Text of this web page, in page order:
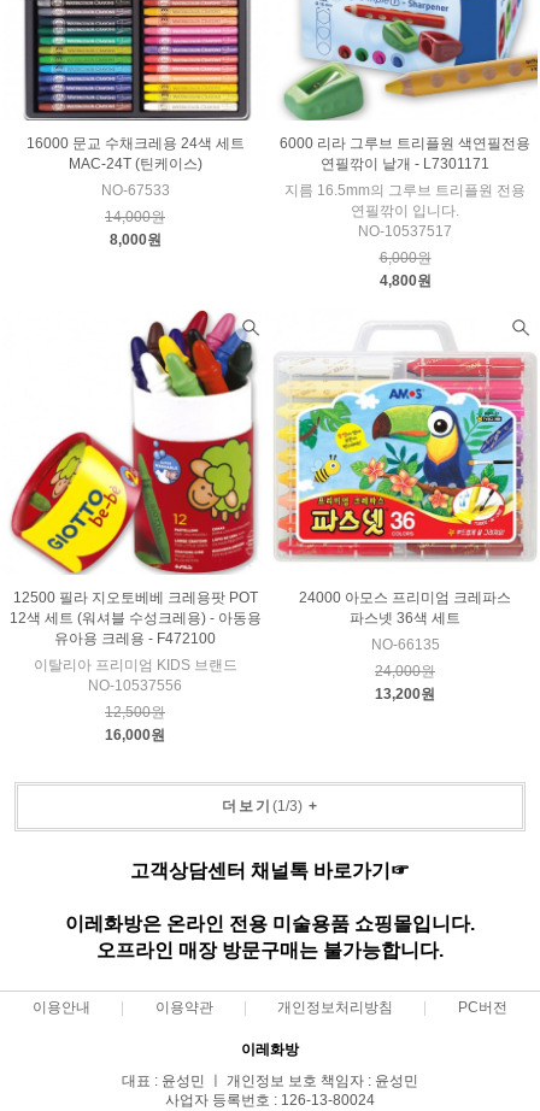
16000 문교 수채크레용 24색 세트
MAC-24T (틴케이스)
NO-67533
14,000원
8,000원
6000 리라 그루브 트리플원 색연필전용
연필깎이 낱개 - L7301171
지름 16.5mm의 그루브 트리플원 전용
연필깎이 입니다.
NO-10537517
6,000원
4,800원
12500 필라 지오토베베 크레용팟 POT
12색 세트 (워셔블 수성크레용) - 아동용
유아용 크레용 - F472100
이탈리아 프리미엄 KIDS 브랜드
NO-10537556
12,500원
16,000원
24000 아모스 프리미엄 크레파스
파스넷 36색 세트
NO-66135
24,000원
13,200원
더보기 (1/3)+
고객상담센터 채널톡 바로가기☞
이레화방은 온라인 전용 미술용품 쇼핑몰입니다.
오프라인 매장 방문구매는 불가능합니다.
이용안내 이용약관 개인정보처리방침 PC버전
이레화방
대표 : 윤성민 ㅣ 개인정보 보호 책임자 : 윤성민
사업자 등록번호 : 126-13-80024